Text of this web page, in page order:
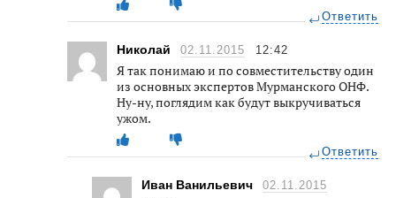
Ответить
Николай 02.11.2015 12:42
Я так понимаю и по совместительству один
из основных экспертов Мурманского ОНФ.
Ну-ну, поглядим как будут выкручиваться
ужом.
Ответить
Иван Ванильевич
02.11.2015